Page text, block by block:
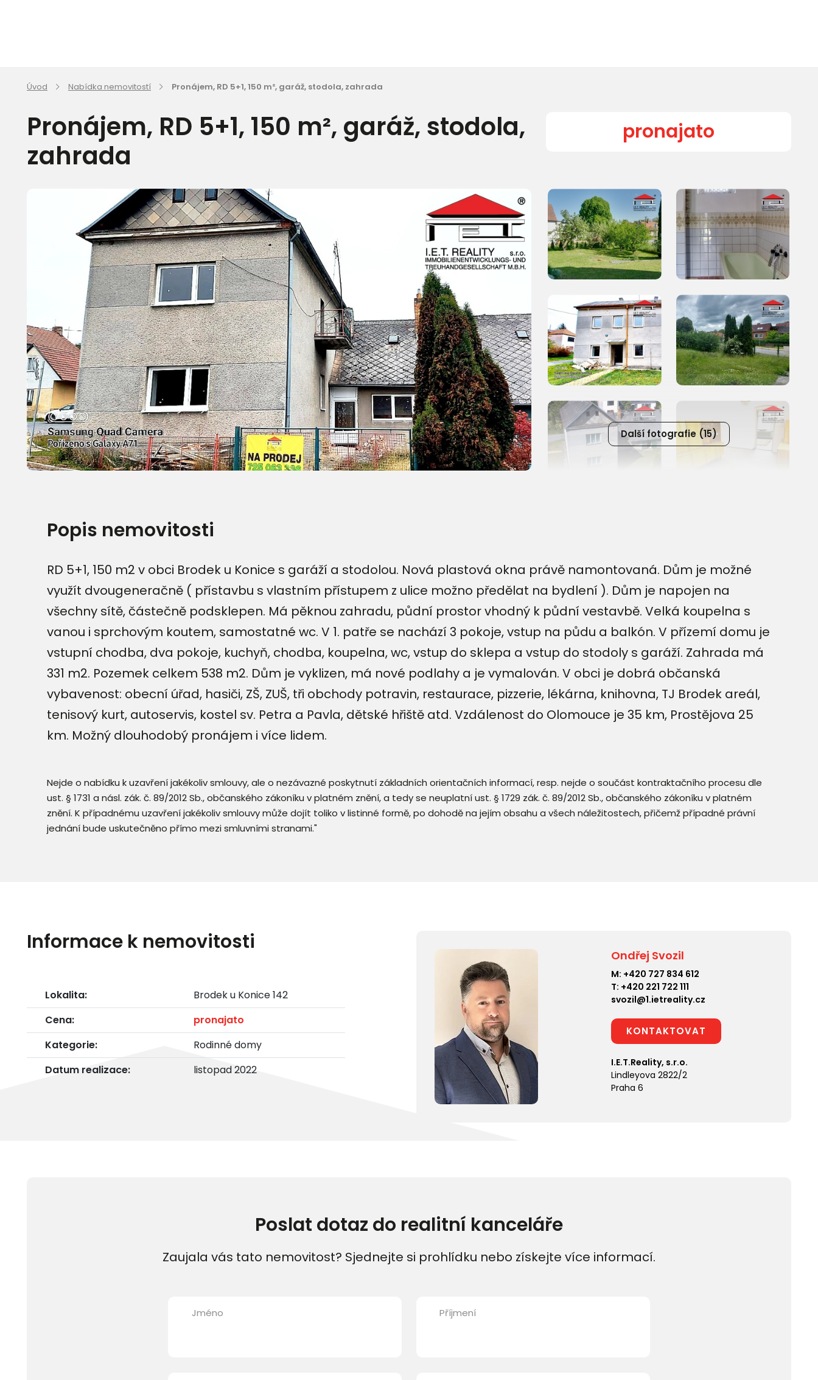
Úvod Nabídka nemovitostí Pronájem, RD 5+1, 150 m², garáž, stodola, zahrada
Pronájem, RD 5+1, 150 m², garáž, stodola,
zahrada
pronajato
Další fotografie (15)
Popis nemovitosti
RD 5+1, 150 m2 v obci Brodek u Konice s garáží a stodolou. Nová plastová okna právě namontovaná. Dům je možné
využít dvougeneračně ( přístavbu s vlastním přístupem z ulice možno předělat na bydlení ). Dům je napojen na
všechny sítě, částečně podsklepen. Má pěknou zahradu, půdní prostor vhodný k půdní vestavbě. Velká koupelna s
vanou i sprchovým koutem, samostatné wc. V 1. patře se nachází 3 pokoje, vstup na půdu a balkón. V přízemí domu je
vstupní chodba, dva pokoje, kuchyň, chodba, koupelna, wc, vstup do sklepa a vstup do stodoly s garáží. Zahrada má
331 m2. Pozemek celkem 538 m2. Dům je vyklizen, má nové podlahy a je vymalován. V obci je dobrá občanská
vybavenost: obecní úřad, hasiči, ZŠ, ZUŠ, tři obchody potravin, restaurace, pizzerie, lékárna, knihovna, TJ Brodek areál,
tenisový kurt, autoservis, kostel sv. Petra a Pavla, dětské hřiště atd. Vzdálenost do Olomouce je 35 km, Prostějova 25
km. Možný dlouhodobý pronájem i více lidem.
Nejde o nabídku k uzavření jakékoliv smlouvy, ale o nezávazné poskytnutí základních orientačních informací, resp. nejde o součást kontraktačního procesu dle
ust. § 1731 a násl. zák. č. 89/2012 Sb., občanského zákoníku v platném znění, a tedy se neuplatní ust. § 1729 zák. č. 89/2012 Sb., občanského zákoníku v platném
znění. K případnému uzavření jakékoliv smlouvy může dojít toliko v listinné formě, po dohodě na jejím obsahu a všech náležitostech, přičemž případné právní
jednání bude uskutečněno přímo mezi smluvními stranami."
Informace k nemovitosti
Lokalita:
Brodek u Konice 142
Cena:
pronajato
Kategorie:
Rodinné domy
Datum realizace:
listopad 2022
Ondřej Svozil
M: +420 727 834 612
T: +420 221 722 111
svozil@1.ietreality.cz
KONTAKTOVAT
I.E.T.Reality, s.r.o.
Lindleyova 2822/2
Praha 6
Poslat dotaz do realitní kanceláře
Zaujala vás tato nemovitost? Sjednejte si prohlídku nebo získejte více informací.
Jméno Příjmení